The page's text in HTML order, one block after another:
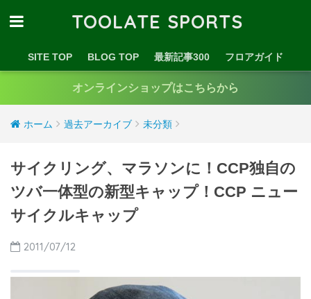
TOOLATE SPORTS
SITE TOP BLOG TOP 最新記事300 フロアガイド
オンラインショップはこちらから
ホーム 過去アーカイブ 未分類
サイクリング、マラソンに！CCP独自の
ツバ一体型の新型キャップ！CCP ニュー
サイクルキャップ
2011/07/12